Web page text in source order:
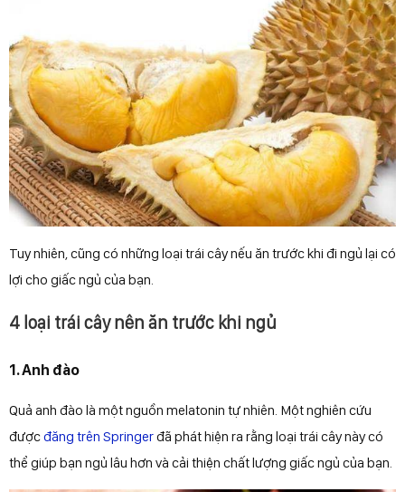
Tuy nhiên, cũng có những loại trái cây nếu ăn trước khi đi ngủ lại có
lợi cho giấc ngủ của bạn.
4 loại trái cây nên ăn trước khi ngủ
1. Anh đào
Quả anh đào là một nguồn melatonin tự nhiên. Một nghiên cứu
đượcđăng trên Springerđã phát hiện ra rằng loại trái cây này có
thể giúp bạn ngủ lâu hơn và cải thiện chất lượng giấc ngủ của bạn.